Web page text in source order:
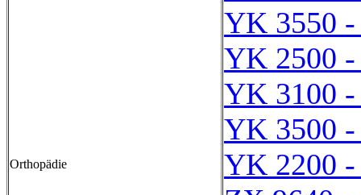
Orthopädie
YK 3550
YK 2500
YK 3100
YK 3500
YK 2200